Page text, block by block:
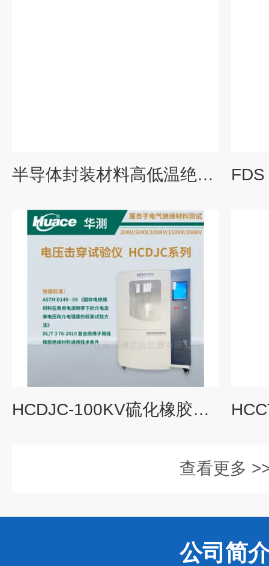
半导体封装材料高低温绝缘电阻测试系统
HCDJC-100KV硫化橡胶变温电压击穿试验仪 定制油浴槽
查看更多
公司 简